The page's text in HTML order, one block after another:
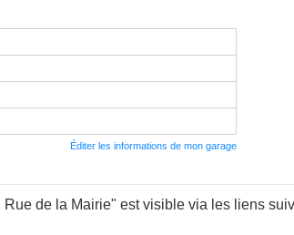
Éditer les informations de mon garage
de la Mairie" est visible via les liens